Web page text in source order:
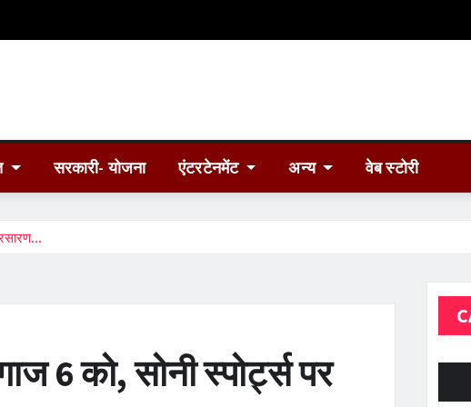
सरकारी- योजना एंटरटेनमेंट अन्य वेब स्टोरी
6 को, सोनी स्पोर्ट्स पर